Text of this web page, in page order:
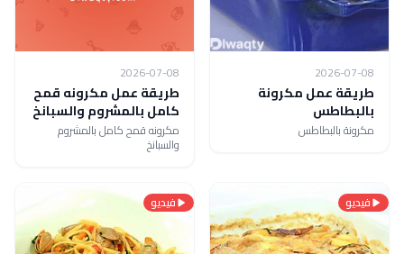
2026-07-08
طريقة عمل مكرونة
بالبطاطس
مكرونة بالبطاطس
2026-07-08
طريقة عمل مكرونه قمح
كامل بالمشروم والسبانخ
مكرونه قمح كامل بالمشروم
والسبانخ
فيديو فيديو